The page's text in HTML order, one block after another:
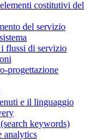
costitutivi del
del servizio
i flussi di servizio
progettazione
e il linguaggio
keywords)
analytics